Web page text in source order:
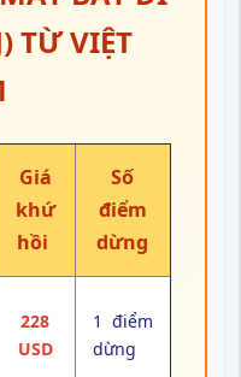
TỪ VIỆT
Giá
khứ
hồi
Số
điểm
dừng
228
USD
1 điểm
dừng